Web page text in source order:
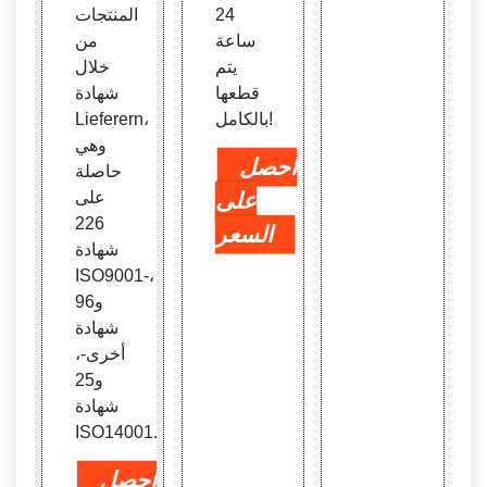
المنتجات
من
خلال
شهادة
Lieferern،
وهي
حاصلة
على
226
شهادة
ISO9001-،
و96
شهادة
أخرى-،
و25
شهادة
ISO14001.
احصل
24
ساعة
يتم
قطعها
بالكامل!
احصل
على
السعر